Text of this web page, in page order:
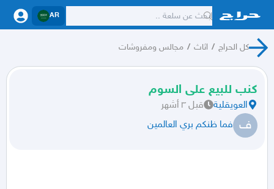
AR
كل الحراج / اثاث / مجالس ومفروشات
كنب للبيع على السوم
العويقلية قبل ٣ أشهر
ف فما ظنكم بري العالمين